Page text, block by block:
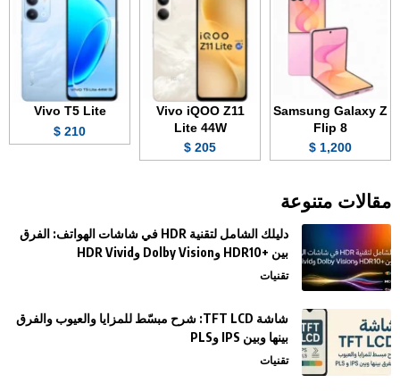
Samsung Galaxy Z
Flip 8
1,200 $
Vivo iQOO Z11
Lite 44W
205 $
Vivo T5 Lite
210 $
مقالات متنوعة
دليلك الشامل لتقنية HDR في شاشات الهواتف: الفرق
بين +HDR10 وDolby Vision وHDR Vivid
تقنيات
شاشة TFT LCD: شرح مبسّط للمزايا والعيوب والفرق
بينها وبين IPS وPLS
تقنيات